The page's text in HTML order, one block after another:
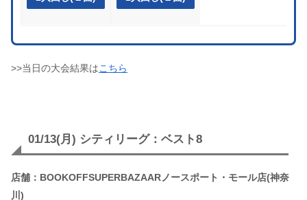
>>当日の大会結果はこちら
01/13(月) シティリーグ：ベスト8
店舗：BOOKOFFSUPERBAZAARノースポート・モール店(神奈
川)